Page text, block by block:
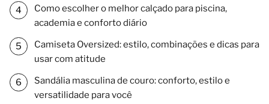
Como escolher o melhor calçado para piscina,
academia e conforto diário
Camiseta Oversized: estilo, combinações e dicas para
usar com atitude
Sandália masculina de couro: conforto, estilo e
versatilidade para você